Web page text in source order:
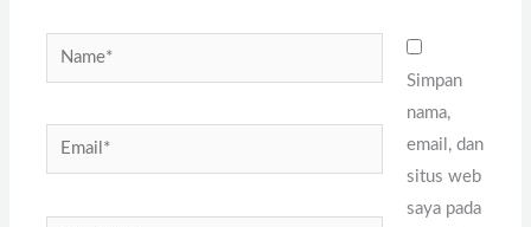
Name*
Email*
Simpan
nama,
email, dan
situs web
saya pada